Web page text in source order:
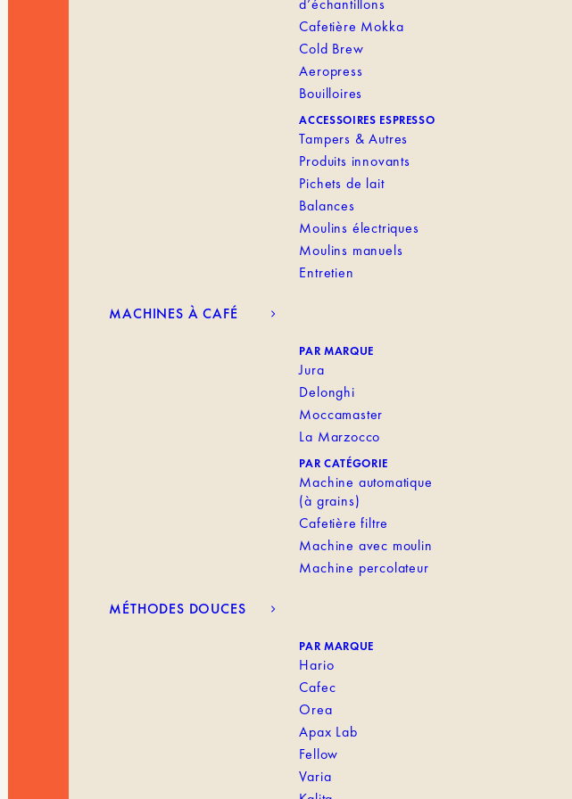
d’échantillons
Cafetière Mokka
Cold Brew
Aeropress
Bouilloires
ACCESSOIRES ESPRESSO
Tampers & Autres
Produits innovants
Pichets de lait
Balances
Moulins électriques
Moulins manuels
Entretien
MACHINES À CAFÉ
PAR MARQUE
Jura
Delonghi
Moccamaster
La Marzocco
PAR CATÉGORIE
Machine automatique
(à grains)
Cafetière filtre
Machine avec moulin
Machine percolateur
MÉTHODES DOUCES
PAR MARQUE
Hario
Cafec
Orea
Apax Lab
Fellow
Varia